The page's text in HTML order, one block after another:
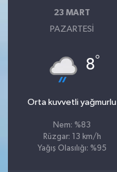
23 MART
PAZARTESI
8°
Orta kuvvetli yağmurlu
Nem: %83
Rüzgar: 13 km/h
Yağış Olasılığı: %95